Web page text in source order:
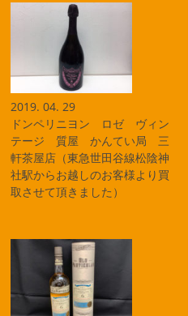
2019. 04. 29
ドンペリニヨン ロゼ ヴィン
テージ 質屋 かんてい局 三
軒茶屋店（東急世田谷線松陰神
社駅からお越しのお客様より買
取させて頂きました）